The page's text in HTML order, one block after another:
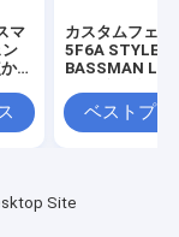
マ
ら
カスタムフェン
5F6A STYLE
BASSMAN
ルチューブギタ
AMP コンボ
ベストプラ
Site